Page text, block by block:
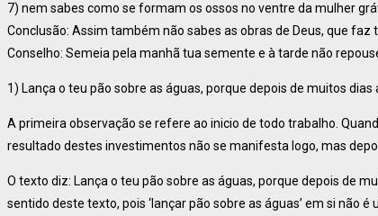
7) nem sabes como se formam os ossos no ventre da mulher
Conclusão: Assim também não sabes as obras de Deus, que faz
Conselho: Semeia pela manhã tua semente e à tarde não
1) Lança o teu pão sobre as águas, porque depois de muitos dias
A primeira observação se refere ao inicio de todo trabalho.
resultado destes investimentos não se manifesta logo, mas
O texto diz: Lança o teu pão sobre as águas, porque depois de
sentido deste texto, pois ‘lançar pão sobre as águas’ em si não